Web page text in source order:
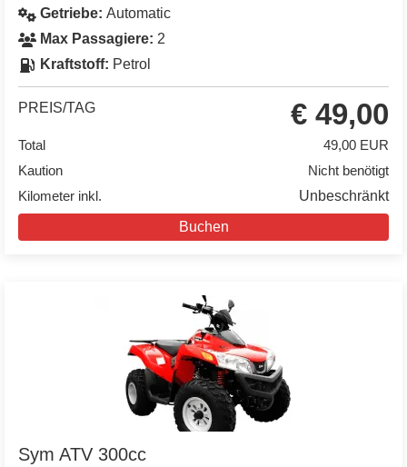
Getriebe: Automatic
Max Passagiere: 2
Kraftstoff: Petrol
PREIS/TAG € 49,00
Total
49,00 EUR
Kaution
Nicht benötigt
Kilometer inkl.
Unbeschränkt
Buchen
Sym ATV 300cc